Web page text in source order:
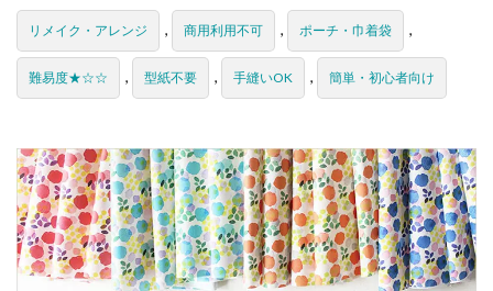
リメイク・アレンジ , 商用利用不可 , ポーチ・巾着袋 ,
難易度★☆☆ , 型紙不要 , 手縫いOK , 簡単・初心者向け